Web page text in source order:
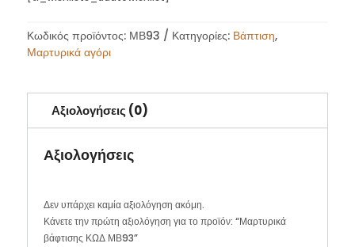
ποσότητα
Κωδικός προϊόντος: ΜΒ93 Κατηγορίες: Βάπτιση,
Μαρτυρικά αγόρι
Αξιολογήσεις (0)
Αξιολογήσεις
Δεν υπάρχει καμία αξιολόγηση ακόμη.
Κάνετε την πρώτη αξιολόγηση για το προϊόν: “Μαρτυρικά
βάφτισης ΚΩΔ ΜΒ93”